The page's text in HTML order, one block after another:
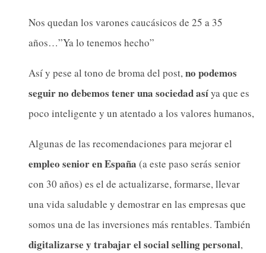
Nos quedan los varones caucásicos de 25 a 35
años…”Ya lo tenemos hecho”
Así y pese al tono de broma del post,no podemos
seguir no debemos tener una sociedad asíya que es
poco inteligente y un atentado a los valores humanos,
Algunas de las recomendaciones para mejorar el
empleo senior en España (a este paso serás senior
con 30 años) es el de actualizarse, formarse, llevar
una vida saludable y demostrar en las empresas que
somos una de las inversiones más rentables. También
digitalizarse y trabajar el social selling personal,